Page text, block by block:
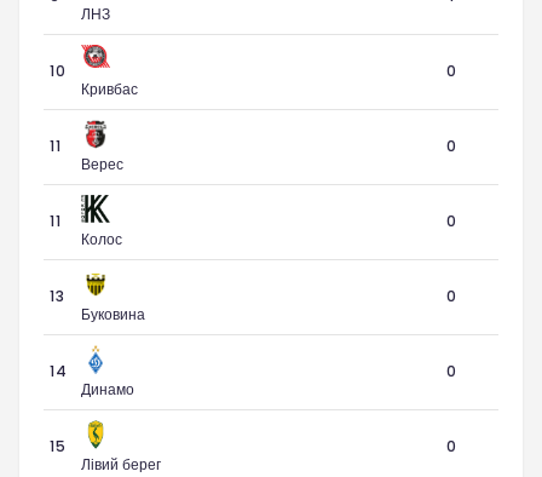
ЛНЗ
10
Кривбас
0
11
Верес
0
11
Колос
0
13
Буковина
0
14
Динамо
0
15
Лівий берег
0